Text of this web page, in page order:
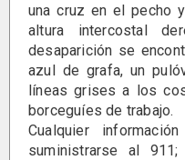
una cruz en el pecho
altura intercostal
desaparición se
azul de grafa, un
líneas grises a los
borceguíes de trabajo.
Cualquier
suministrarse al